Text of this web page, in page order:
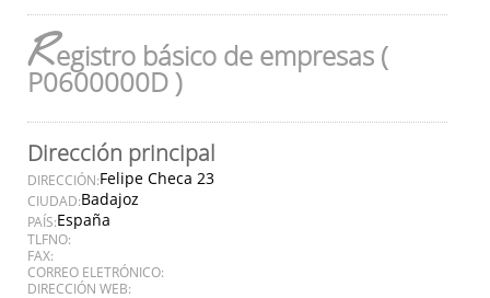
Registro básico de empresas (
P0600000D )
Dirección principal
DIRECCIÓN:Felipe Checa 23
CIUDAD:Badajoz
PAÍS:España
TLFNO:
FAX:
CORREO ELETRÓNICO:
DIRECCIÓN WEB: